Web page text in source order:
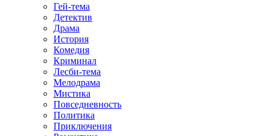
Гей-тема
Детектив
Драма
История
Комедия
Криминал
Лесби-тема
Мелодрама
Мистика
Повседневность
Политика
Приключения